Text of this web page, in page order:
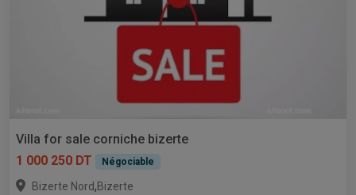
Villa for sale corniche bizerte
1 000 250 DT
Négociable
Bizerte Nord,Bizerte